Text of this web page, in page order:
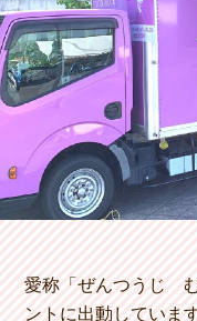
愛称「ぜんつうじ
ントに出動していま